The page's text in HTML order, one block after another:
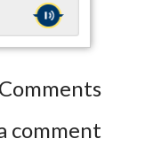
Comments
comment.